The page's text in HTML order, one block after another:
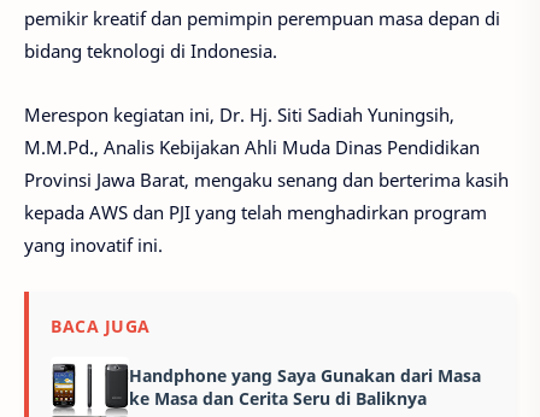
pemikir kreatif dan pemimpin perempuan masa depan di
bidang teknologi di Indonesia.
Merespon kegiatan ini, Dr. Hj. Siti Sadiah Yuningsih,
M.M.Pd., Analis Kebijakan Ahli Muda Dinas Pendidikan
Provinsi Jawa Barat, mengaku senang dan berterima kasih
kepada AWS dan PJI yang telah menghadirkan program
yang inovatif ini.
BACA JUGA
Handphone yang Saya Gunakan dari Masa
ke Masa dan Cerita Seru di Baliknya